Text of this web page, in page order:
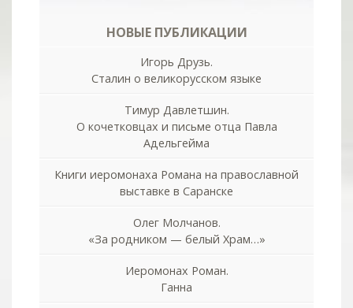
НОВЫЕ ПУБЛИКАЦИИ
Игорь Друзь.
Сталин о великорусском языке
Тимур Давлетшин.
О кочетковцах и письме отца Павла
Адельгейма
Книги иеромонаха Романа на православной
выставке в Саранске
Олег Молчанов.
«За родником — белый Храм…»
Иеромонах Роман.
Ганна